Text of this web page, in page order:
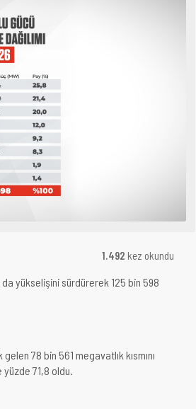
1.492 kez okundu
da yükselişini sürdürerek 125 bin 598
78 bin 561 megavatlık kısmını
71,8 oldu.